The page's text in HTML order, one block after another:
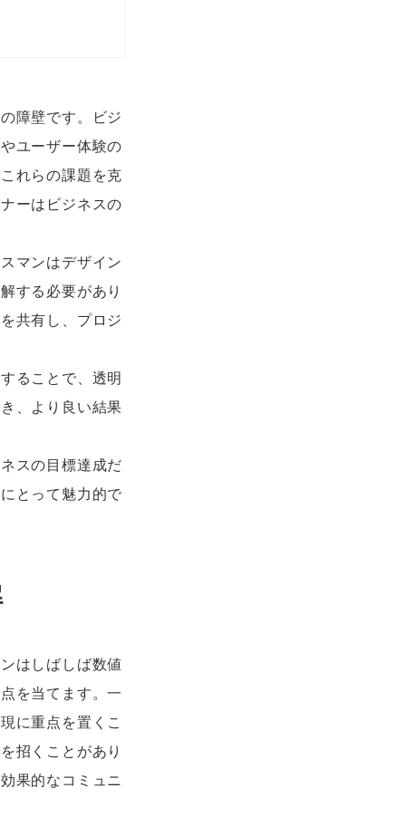
障壁です。ビジ
ユーザー体験の
れらの課題を克
ーはビジネスの
マンはデザイン
する必要があり
共有し、プロジ
ることで、透明
、より良い結果
スの目標達成だ
とって魅力的で
はしばしば数値
を当てます。一
に重点を置くこ
招くことがあり
果的なコミュニ